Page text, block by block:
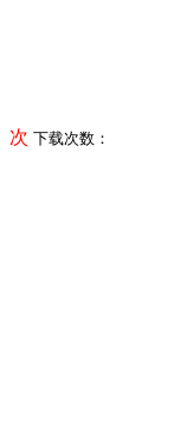
次 下载次数：